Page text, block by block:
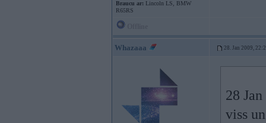
Braucu ar: Lincoln LS, BMW
R65RS
Whazaaa 28. Jan 2009,
28
viss